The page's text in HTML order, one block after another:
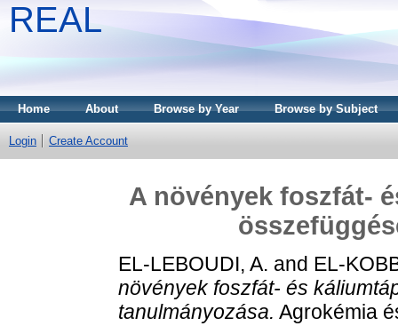
REAL
Home About Browse by Year Browse by Subject
Login Create Account
A növények foszfát-
EL-LEBOUDI, A. and EL-
növények foszfát- és
tanulmányozása. Agrokémia